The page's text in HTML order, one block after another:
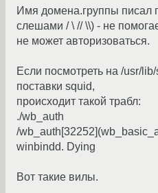
Имя домена.группы писал
слешами / \ // \\) - не
не может авторизоваться.
Если посмотреть на /usr/
поставки squid,
происходит такой трабл:
./wb_auth
/
winbindd. Dying
Вот такие вилы.